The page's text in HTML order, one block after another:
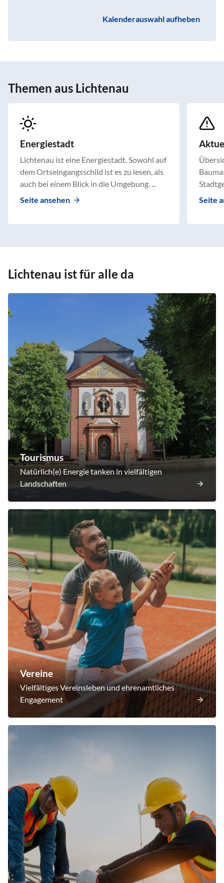
Kalenderauswahl aufheben
Themen aus Lichtenau
Energiestadt
Lichtenau ist eine Energiestadt. Sowohl auf
dem Ortseingangsschild ist es zu lesen, als
auch bei einem Blick in die Umgebung. ...
Seite ansehen
Seite
Lichtenau ist für alle da
Tourismus
Natürlich(e) Energie tanken in vielfältigen
Landschaften
Vereine
Vielfältiges Vereinsleben und ehrenamtliches
Engagement